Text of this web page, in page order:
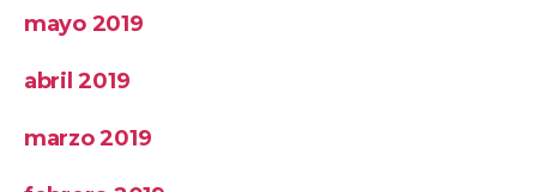
mayo 2019
abril 2019
marzo 2019